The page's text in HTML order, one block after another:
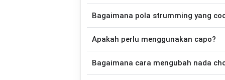
gitar yang lebih mudah dimainkan tanpa
Bagaimana pola strumming yang
Down - Down - Up - Up - Down - Up
Apakah perlu menggunakan capo?
nada asli penyanyi, kamu dapat
kebutuhan.
Bagaimana cara mengubah nada